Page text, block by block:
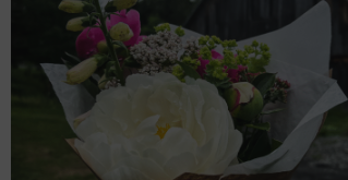
variations.
options
peuvent
choisies